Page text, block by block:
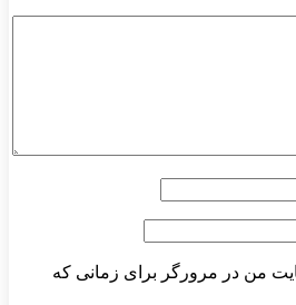
من در مرورگر برای زمانی که